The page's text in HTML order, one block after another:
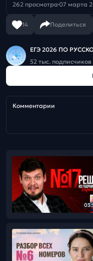
262 просмотра 07 марта
14 Поделиться
ЕГЭ 2026 ПО
52 тыс. подписчиков
Комментарии